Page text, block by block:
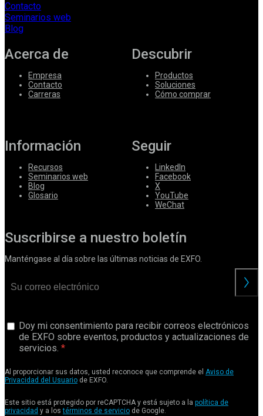
Contacto
Seminarios web
Blog
Acerca de
Empresa
Contacto
Carreras
Descubrir
Productos
Soluciones
Cómo comprar
Información
Recursos
Seminarios web
Blog
Glosario
Seguir
LinkedIn
Facebook
X
YouTube
WeChat
Suscribirse a nuestro boletín
Manténgase al día sobre las últimas noticias de EXFO.
Doy mi consentimiento para recibir correos electrónicos
de EXFO sobre eventos, productos y actualizaciones de
servicios.
Al proporcionar sus datos, usted reconoce que comprende el Aviso de
Privacidad del Usuario de EXFO.
Este sitio está protegido por reCAPTCHA y está sujeto a la política de
privacidad y a lostérminos de servicio de Google.